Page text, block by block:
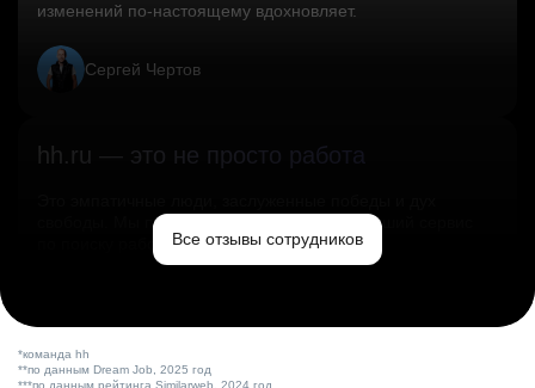
изменений по‑настоящему вдохновляет.
Сергей Чертов
hh.ru — это не просто работа
свободы. Мы помогаем миру и создаём лучший сервис
по поиску работы в стране.Все отзывы сотрудников
*команда hh
**по данным Dream Job, 2025 год
***по данным рейтинга Similarweb, 2024 год